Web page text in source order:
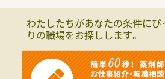
■調剤・監査・注射セット・院内製剤
■常時5名体制で余裕ある人員体制と
■未経験やブランクがある方も、最
です。
わたしたちがあなたの条件にぴ
りの職場をお探しします。